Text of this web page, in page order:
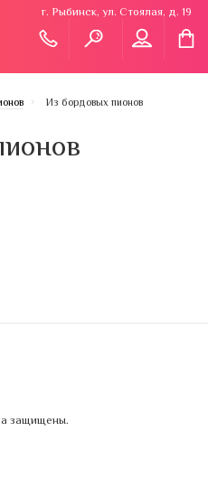
г. Рыбинск, ул. Стоялая, д. 19
Из бордовых пионов
защищены.